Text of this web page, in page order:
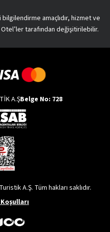
amaçlıdır, hizmet ve
tarafından değişitirilebilir.
A.ŞBelge No: 728
A.Ş. Tüm hakları saklıdır.